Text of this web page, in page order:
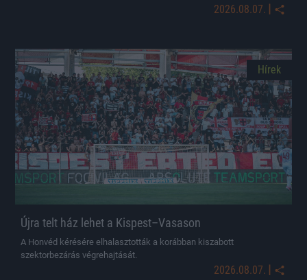
2026.08.07. |
Hírek
Újra telt ház lehet a Kispest–Vasason
A Honvéd kérésére elhalasztották a korábban kiszabott
szektorbezárás végrehajtását.
2026.08.07. |